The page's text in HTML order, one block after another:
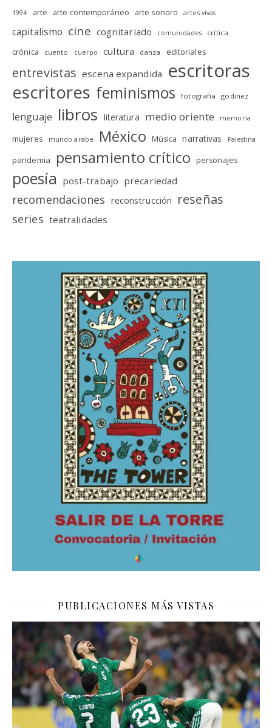
1994 arte arte contemporáneo arte sonoro artes vivas
capitalismo cine cognitariado comunidades crítica
crónica cuento cuerpo cultura danza editoriales
entrevistas escena expandida escritoras
escritores feminismos fotografia godinez
lenguaje libros literatura medio oriente memoria
mujeres mundo arabe México Música narrativas Palestina
pandemia pensamiento crítico personajes
poesía post-trabajo precariedad
recomendaciones reconstrucción reseñas
series teatralidades
PUBLICACIONES MÁS VISTAS